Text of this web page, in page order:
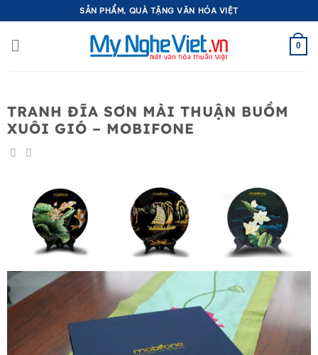
qua
nội
SẢN PHẨM, QUÀ TẶNG VĂN HÓA VIỆT
0
TRANH ĐĨA SƠN MÀI THUẬN BUỒM
XUÔI GIÓ – MOBIFONE